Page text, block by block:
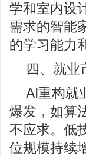
学和室内设
需求的智能
的学习能力
四、就业
AI重构就
爆发，如算
不应求。低
位规模持续